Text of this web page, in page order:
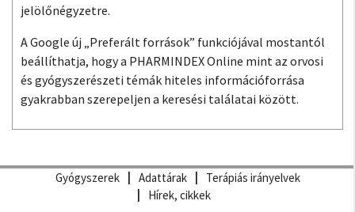
jelölőnégyzetre.
A Google új „Preferált források” funkciójával mostantól
beállíthatja, hogy a PHARMINDEX Online mint az orvosi
és gyógyszerészeti témák hiteles információforrása
gyakrabban szerepeljen a keresési találatai között.
Gyógyszerek Adattárak
Terápiás irányelvek
Hírek, cikkek